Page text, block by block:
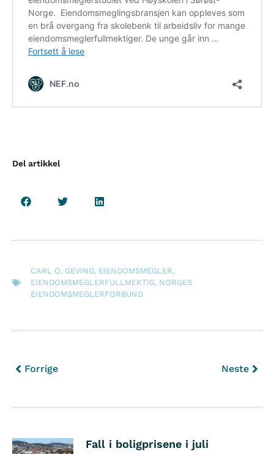
Del artikkel
CARL O. GEVING, EIENDOMSMEGLER,
EIENDOMSMEGLERFULLMEKTIG, NORGES
EIENDOMSMEGLERFORBUND
Forrige Neste
Fall i boligprisene i juli